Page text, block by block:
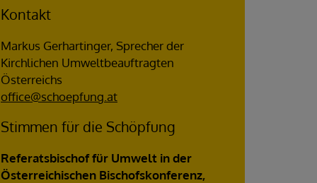
Kontakt
Markus Gerhartinger, Sprecher der
Kirchlichen Umweltbeauftragten
Österreichs
office@schoepfung.at
Stimmen für die Schöpfung
Referatsbischof für Umwelt in der
Österreichischen Bischofskonferenz,